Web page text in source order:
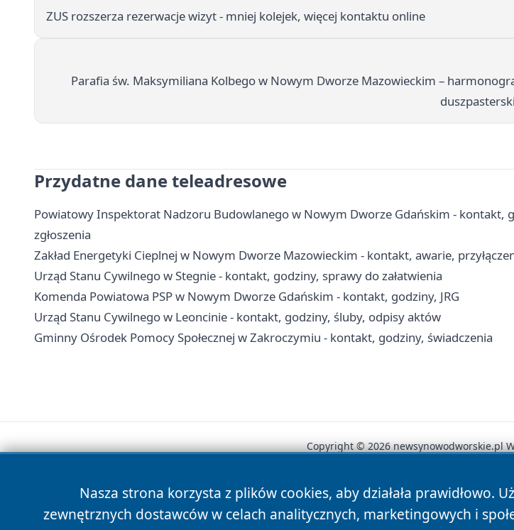
ZUS rozszerza rezerwacje wizyt - mniej kolejek, więcej kontaktu online
Parafia św. Maksymiliana Kolbego w Nowym Dworze Mazowieckim –
Przydatne dane teleadresowe
Powiatowy Inspektorat Nadzoru Budowlanego w Nowym Dworze Gdańskim - kontakt,
zgłoszenia
Zakład Energetyki Cieplnej w Nowym Dworze Mazowieckim - kontakt, awarie,
Urząd Stanu Cywilnego w Stegnie - kontakt, godziny, sprawy do załatwienia
Komenda Powiatowa PSP w Nowym Dworze Gdańskim - kontakt, godziny, JRG
Urząd Stanu Cywilnego w Leoncinie - kontakt, godziny, śluby, odpisy aktów
Gminny Ośrodek Pomocy Społecznej w Zakroczymiu - kontakt, godziny, świadczenia
Nasza strona korzysta z plików cookies, aby działała
zewnętrznych dostawców w celach analitycznych, marketingowych i
Copyright © 2026 newsynowodworskie.pl
News Autorzy Polityka